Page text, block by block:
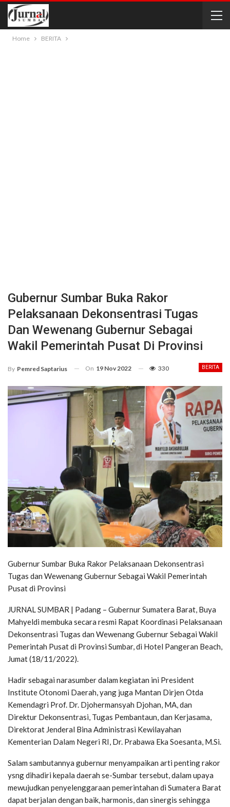
Home BERITA
Gubernur Sumbar Buka Rakor
Pelaksanaan Dekonsentrasi Tugas
Dan Wewenang Gubernur Sebagai
Wakil Pemerintah Pusat Di Provinsi
BERITA
By Pemred Saptarius On 19 Nov 2022 330
Gubernur Sumbar Buka Rakor Pelaksanaan Dekonsentrasi
Tugas dan Wewenang Gubernur Sebagai Wakil Pemerintah
Pusat di Provinsi
JURNAL SUMBAR | Padang – Gubernur Sumatera Barat, Buya
Mahyeldi membuka secara resmi Rapat Koordinasi Pelaksanaan
Dekonsentrasi Tugas dan Wewenang Gubernur Sebagai Wakil
Pemerintah Pusat di Provinsi Sumbar, di Hotel Pangeran Beach,
Jumat (18/11/2022).
Hadir sebagai narasumber dalam kegiatan ini President
Institute Otonomi Daerah, yang juga Mantan Dirjen Otda
Kemendagri Prof. Dr. Djohermansyah Djohan, MA, dan
Direktur Dekonsentrasi, Tugas Pembantaun, dan Kerjasama,
Direktorat Jenderal Bina Administrasi Kewilayahan
Kementerian Dalam Negeri RI, Dr. Prabawa Eka Soesanta, M.Si.
Salam sambutannya gubernur menyampaikan arti penting rakor
ysng dihadiri kepala daerah se-Sumbar tersebut, dalam upaya
mewujudkan penyelenggaraan pemerintahan di Sumatera Barat
dapat berjalan dengan baik, harmonis, dan sinergis sehingga